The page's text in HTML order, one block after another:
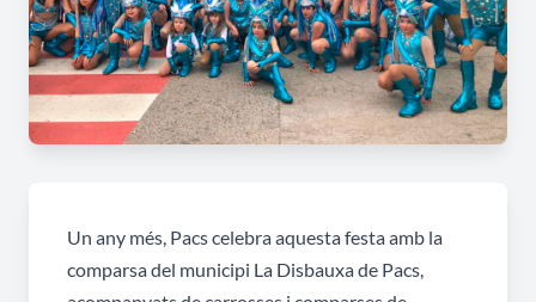
Un any més, Pacs celebra aquesta festa amb la
comparsa del municipi La Disbauxa de Pacs,